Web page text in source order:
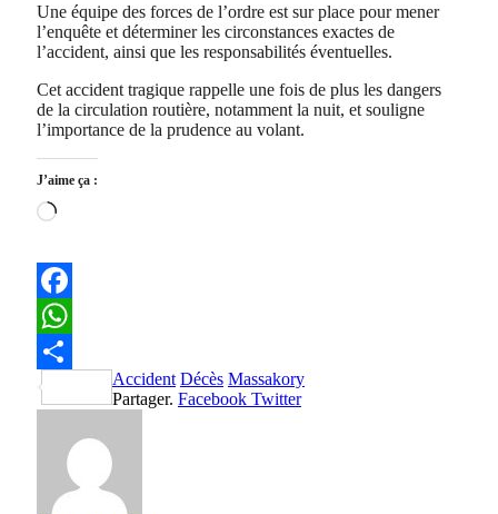
Une équipe des forces de l’ordre est sur place pour mener
l’enquête et déterminer les circonstances exactes de
l’accident, ainsi que les responsabilités éventuelles.
Cet accident tragique rappelle une fois de plus les dangers
de la circulation routière, notamment la nuit, et souligne
l’importance de la prudence au volant.
J’aime ça :
Chargement…
Facebook
WhatsApp
Partager
Accident Décès Massakory
Partager. Facebook Twitter